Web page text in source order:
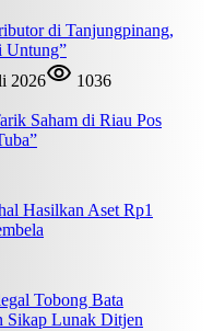
di Tanjungpinang,
Untung”
2026
1036
Saham di Riau Pos
Hasilkan Aset Rp1
Tobong Bata
Sikap Lunak Ditjen